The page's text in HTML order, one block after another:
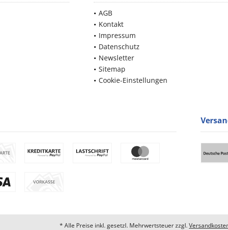
AGB
Kontakt
Impressum
Datenschutz
Newsletter
Sitemap
Cookie-Einstellungen
* Alle Preise inkl. gesetzl. Mehrwertsteuer zzgl.